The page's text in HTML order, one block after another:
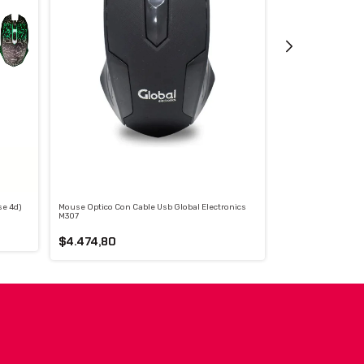
4d)
Mouse Optico Con Cable Usb Global Electronics
M307
$4.474,80